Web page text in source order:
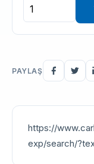
PAYLAŞ
https://
exp/search/